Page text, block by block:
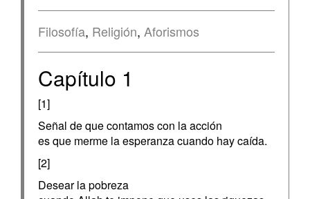
Filosofía, Religión, Aforismos
Capítulo 1
[1]
Señal de que contamos con la acción
es que merme la esperanza cuando hay caída.
[2]
Desear la pobreza